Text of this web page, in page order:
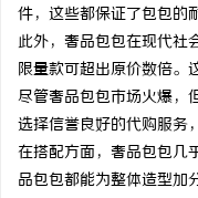
件，这些都保证了包包的
此外，奢品包包在现代社
限量款可超出原价数倍
尽管奢品包包市场火爆，
选择信誉良好的代购服务
在搭配方面，奢品包包几
品包包都能为整体造型加